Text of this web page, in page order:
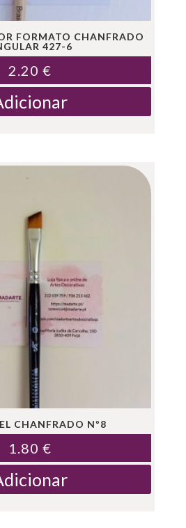
FORMATO CHANFRADO
427-6
2.20 €
CHANFRADO Nº8
1.80 €